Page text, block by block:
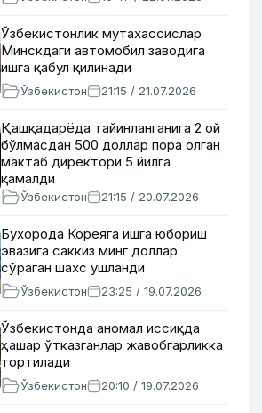
Ўзбекистонлик мутахассислар
Минскдаги автомобил заводига
ишга қабул қилинади
Ўзбекистон 21:15 / 21.07.2026
Қашқадарёда тайинланганига 2 ой
бўлмасдан 500 доллар пора олган
мактаб директори 5 йилга
қамалди
Ўзбекистон 21:15 / 20.07.2026
Бухорода Кореяга ишга юбориш
эвазига саккиз минг доллар
сўраган шахс ушланди
Ўзбекистон 23:25 / 19.07.2026
Ўзбекистонда аномал иссиқда
ҳашар ўтказганлар жавобгарликка
тортилади
Ўзбекистон 20:10 / 19.07.2026